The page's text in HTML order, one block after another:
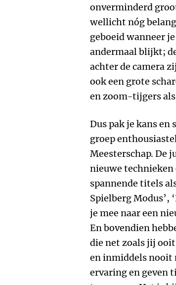
onverminderd
wellicht nóg
geboeid wanneer
andermaal blijkt;
achter de camera
ook een grote
en zoom-tijgers
Dus pak je kans
groep
Meesterschap. De
nieuwe technieken
spannende titels
Spielberg Modus’,
je mee naar een
En bovendien
die net zoals jij
en inmiddels nooit
ervaring en geven